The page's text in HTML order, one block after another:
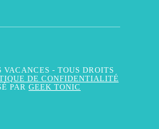
VACANCES - TOUS DROITS
DE CONFIDENTIALITÉ
PAR GEEK TONIC